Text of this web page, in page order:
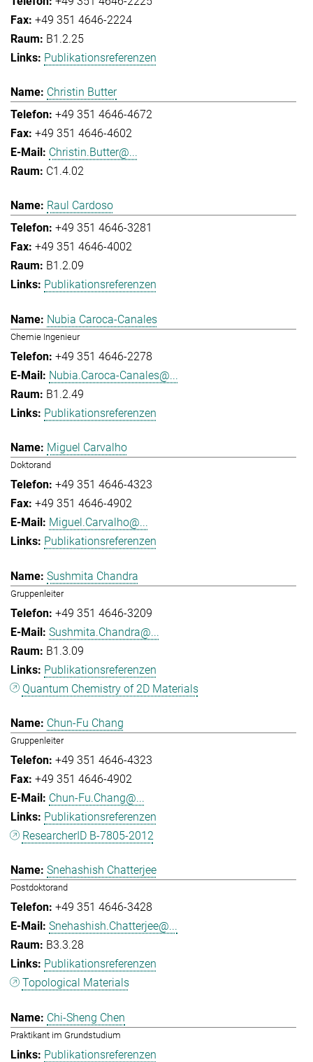
+49 351 4646-2224
B1.2.25
Publikationsreferenzen
Christin Butter
+49 351 4646-4672
+49 351 4646-4602
Christin.Butter@...
C1.4.02
Raul Cardoso
+49 351 4646-3281
+49 351 4646-4002
B1.2.09
Publikationsreferenzen
Nubia Caroca-Canales
Chemie Ingenieur
+49 351 4646-2278
Nubia.Caroca-Canales@...
B1.2.49
Publikationsreferenzen
Miguel Carvalho
Doktorand
+49 351 4646-4323
+49 351 4646-4902
Miguel.Carvalho@...
Publikationsreferenzen
Sushmita Chandra
Gruppenleiter
+49 351 4646-3209
Sushmita.Chandra@...
B1.3.09
Publikationsreferenzen
Quantum Chemistry of 2D Materials
Chun-Fu Chang
Gruppenleiter
+49 351 4646-4323
+49 351 4646-4902
Chun-Fu.Chang@...
Publikationsreferenzen
ResearcherID B-7805-2012
Snehashish Chatterjee
Postdoktorand
+49 351 4646-3428
Snehashish.Chatterjee@...
B3.3.28
Publikationsreferenzen
Topological Materials
Chi-Sheng Chen
Praktikant im Grundstudium
Publikationsreferenzen